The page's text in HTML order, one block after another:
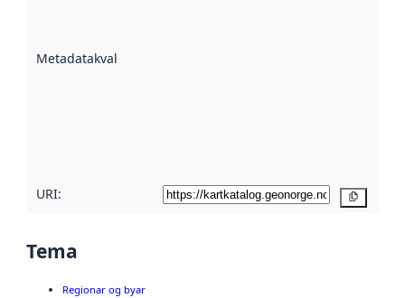
Metadatakvalitet
URI:
Tema
Regionar og byar